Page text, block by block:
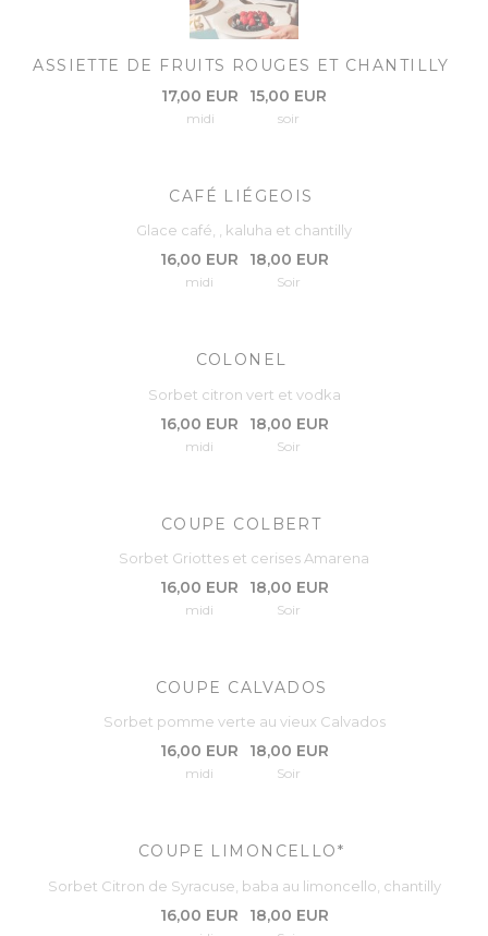
ASSIETTE DE FRUITS ROUGES ET CHANTILLY
17,00 EUR
midi
15,00 EUR
soir
CAFÉ LIÉGEOIS
Glace café, , kaluha et chantilly
16,00 EUR
midi
18,00 EUR
Soir
COLONEL
Sorbet citron vert et vodka
16,00 EUR
midi
18,00 EUR
Soir
COUPE COLBERT
Sorbet Griottes et cerises Amarena
16,00 EUR
midi
18,00 EUR
Soir
COUPE CALVADOS
Sorbet pomme verte au vieux Calvados
16,00 EUR
midi
18,00 EUR
Soir
COUPE LIMONCELLO*
Sorbet Citron de Syracuse, baba au limoncello, chantilly
16,00 EUR 18,00 EUR